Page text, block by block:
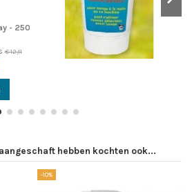
- 250
€ 12,11
hebben kochten ook...
-10%